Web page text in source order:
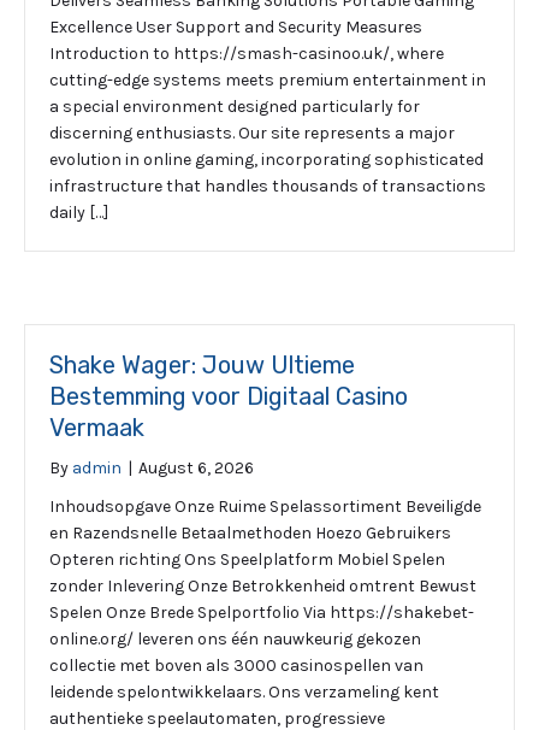
Excellence User Support and Security Measures
Introduction to https://smash-casinoo.uk/, where
cutting-edge systems meets premium entertainment in
a special environment designed particularly for
discerning enthusiasts. Our site represents a major
evolution in online gaming, incorporating sophisticated
infrastructure that handles thousands of transactions
daily […]
Shake Wager: Jouw Ultieme
Bestemming voor Digitaal Casino
Vermaak
By admin | August 6, 2026
Inhoudsopgave Onze Ruime Spelassortiment Beveiligde
en Razendsnelle Betaalmethoden Hoezo Gebruikers
Opteren richting Ons Speelplatform Mobiel Spelen
zonder Inlevering Onze Betrokkenheid omtrent Bewust
Spelen Onze Brede Spelportfolio Via https://shakebet-
online.org/ leveren ons één nauwkeurig gekozen
collectie met boven als 3000 casinospellen van
leidende spelontwikkelaars. Ons verzameling kent
authentieke speelautomaten, progressieve